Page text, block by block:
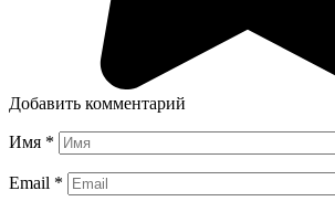
Добавить комментарий
Имя *
Email *